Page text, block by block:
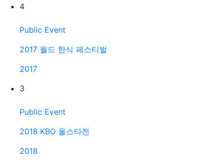
4
Public Event
2017 월드 한식 페스티벌
2017
3
Public Event
2018 KBO 올스타전
2018